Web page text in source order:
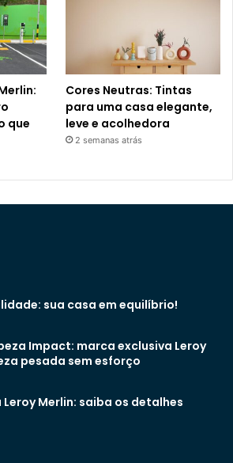
que
Cores Neutras: Tintas
para uma casa elegante,
leve e acolhedora
2 semanas atrás
sua casa em equilíbrio!
Impact: marca exclusiva Leroy
pesada sem esforço
Merlin: saiba os detalhes